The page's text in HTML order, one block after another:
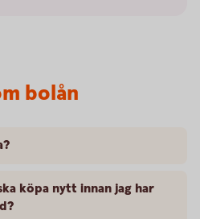
bolån
köpa nytt innan jag har